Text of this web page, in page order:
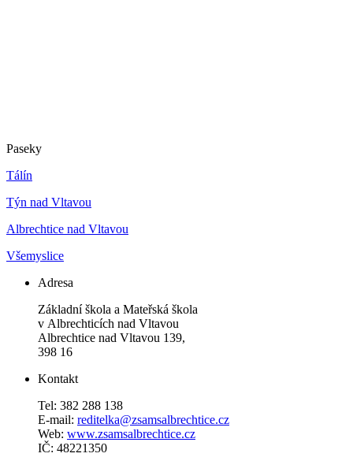
Paseky
Tálín
Týn nad Vltavou
Albrechtice nad Vltavou
Všemyslice
Adresa
Základní škola a Mateřská škola
v Albrechticích nad Vltavou
Albrechtice nad Vltavou 139,
398 16
Kontakt
Tel: 382 288 138
E-mail: reditelka@zsamsalbrechtice.cz
Web: www.zsamsalbrechtice.cz
IČ: 48221350